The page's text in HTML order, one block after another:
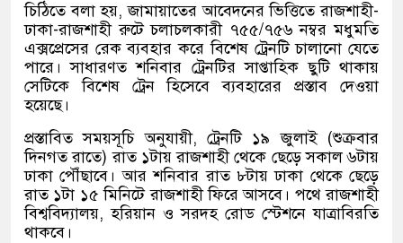
চিঠিতে বলা হয়, জামায়াতের আবেদনের ভিত্তিতে রাজশাহী-
ঢাকা-রাজশাহী রুটে চলাচলকারী ৭৫৫/৭৫৬ নম্বর মধুমতি
এক্সপ্রেসের রেক ব্যবহার করে বিশেষ ট্রেনটি চালানো যেতে
পারে। সাধারণত শনিবার ট্রেনটির সাপ্তাহিক ছুটি থাকায়
সেটিকে বিশেষ ট্রেন হিসেবে ব্যবহারের প্রস্তাব দেওয়া
হয়েছে।
প্রস্তাবিত সময়সূচি অনুযায়ী, ট্রেনটি ১৯ জুলাই (শুক্রবার
দিনগত রাতে) রাত ১টায় রাজশাহী থেকে ছেড়ে সকাল ৬টায়
ঢাকা পৌঁছাবে। আর শনিবার রাত ৮টায় ঢাকা থেকে ছেড়ে
রাত ১টা ১৫ মিনিটে রাজশাহী ফিরে আসবে। পথে রাজশাহী
বিশ্ববিদ্যালয়, হরিয়ান ও সরদহ রোড স্টেশনে যাত্রাবিরতি
থাকবে।